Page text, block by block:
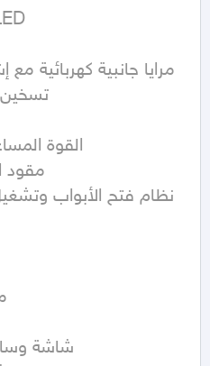
تسخين
القوة
شاشة